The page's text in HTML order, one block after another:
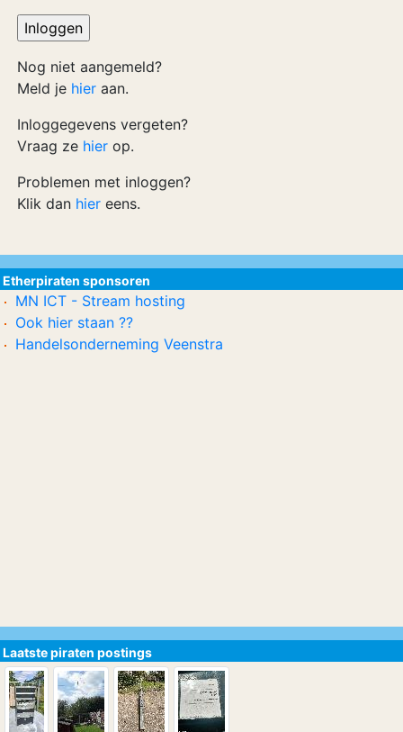
Nog niet aangemeld?
Meld je hier aan.
Inloggegevens vergeten?
Vraag ze hier op.
Problemen met inloggen?
Klik dan hier eens.
Etherpiraten sponsoren
MN ICT - Stream hosting
Ook hier staan ??
Handelsonderneming Veenstra
Laatste piraten postings